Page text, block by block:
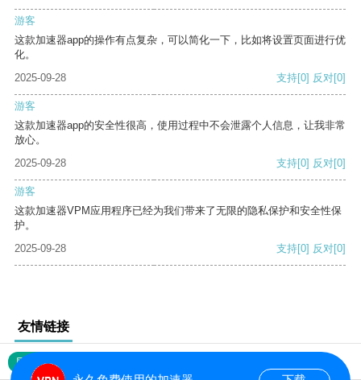
游客
这款加速器app的操作有点复杂，可以简化一下，比如将设置页面进行优
化。
2025-09-28
支持[0] 反对[0]
游客
这款加速器app的安全性很高，使用过程中不会泄露个人信息，让我非常
放心。
2025-09-28
支持[0] 反对[0]
游客
这款加速器VPM应用程序已经为我们带来了无限的隐私保护和安全性保
护。
2025-09-28
支持[0] 反对[0]
友情链接
网站地图